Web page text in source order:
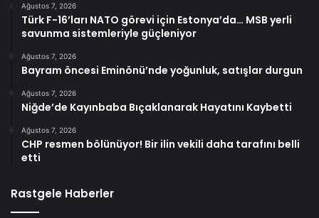
Ağustos 7, 2026
Türk F-16’ları NATO görevi için Estonya’da… MSB yerli
savunma sistemleriyle güçleniyor
Ağustos 7, 2026
Bayram öncesi Eminönü’nde yoğunluk, satışlar durgun
Ağustos 7, 2026
Niğde’de Kayınbaba Bıçaklanarak Hayatını Kaybetti
Ağustos 7, 2026
CHP resmen bölünüyor! Bir ilin vekili daha tarafını belli
etti
Rastgele Haberler